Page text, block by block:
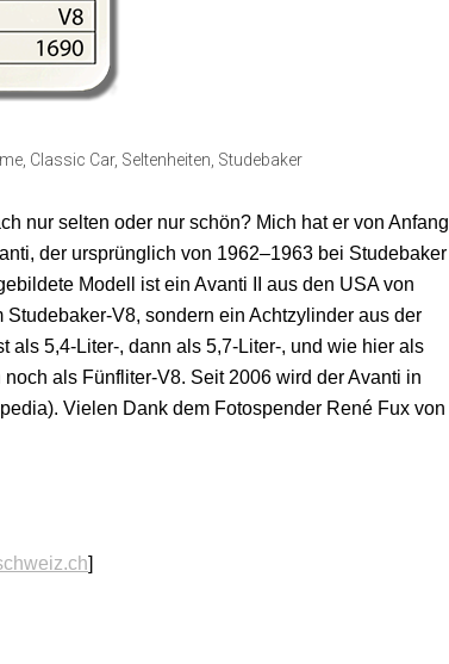
Classic Car, Seltenheiten Studebaker
nur selten oder nur schön? Mich hat er von Anfang
der ursprünglich von 1962–1963 bei Studebaker
Modell ist ein Avanti II aus den USA von
V8, sondern ein Achtzylinder aus der
als 5,4-Liter-, dann als 5,7-Liter-, und wie hier als
als Fünfliter-V8. Seit 2006 wird der Avanti in
Vielen Dank dem Fotospender René Fux von
]